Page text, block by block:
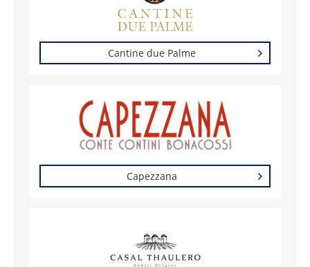
Cantine due Palme
Capezzana